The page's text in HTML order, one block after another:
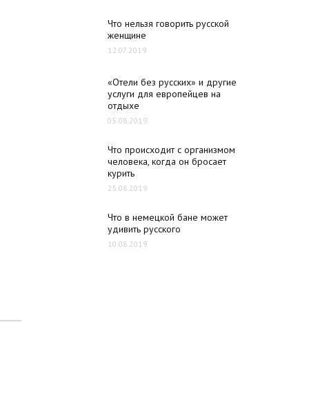
Что нельзя говорить русской
женщине
12.07.2019
«Отели без русских» и другие
услуги для европейцев на
отдыхе
05.08.2019
Что происходит с организмом
человека, когда он бросает
курить
25.08.2019
Что в немецкой бане может
удивить русского
10.08.2019